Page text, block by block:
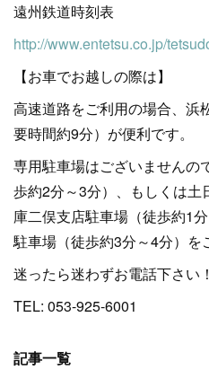
遠州鉄道時刻表
http://www.entetsu.co.jp/
【お車でお越しの際は】
高速道路をご利用の場合、浜
要時間約9分）が便利です。
専用駐車場はございませんので
歩約2分～3分）、もしくは
庫二俣支店駐車場（徒歩約1
駐車場（徒歩約3分～4分）を
迷ったら迷わずお電話下さい！
TEL: 053-925-6001
記事一覧